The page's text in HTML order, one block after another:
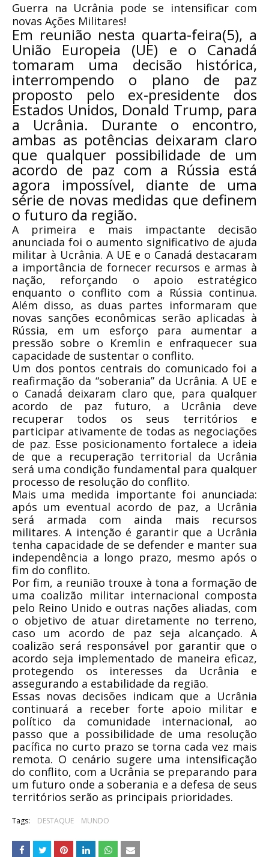
Guerra na Ucrânia pode se intensificar com
novas Ações Militares!
Em reunião nesta quarta-feira(5), a
União Europeia (UE) e o Canadá
tomaram uma decisão histórica,
interrompendo o plano de paz
proposto pelo ex-presidente dos
Estados Unidos, Donald Trump, para
a Ucrânia. Durante o encontro,
ambas as potências deixaram claro
que qualquer possibilidade de um
acordo de paz com a Rússia está
agora impossível, diante de uma
série de novas medidas que definem
o futuro da região.
A primeira e mais impactante decisão
anunciada foi o aumento significativo de ajuda
militar à Ucrânia. A UE e o Canadá destacaram
a importância de fornecer recursos e armas à
nação, reforçando o apoio estratégico
enquanto o conflito com a Rússia continua.
Além disso, as duas partes informaram que
novas sanções econômicas serão aplicadas à
Rússia, em um esforço para aumentar a
pressão sobre o Kremlin e enfraquecer sua
capacidade de sustentar o conflito.
Um dos pontos centrais do comunicado foi a
reafirmação da “soberania” da Ucrânia. A UE e
o Canadá deixaram claro que, para qualquer
acordo de paz futuro, a Ucrânia deve
recuperar todos os seus territórios e
participar ativamente de todas as negociações
de paz. Esse posicionamento fortalece a ideia
de que a recuperação territorial da Ucrânia
será uma condição fundamental para qualquer
processo de resolução do conflito.
Mais uma medida importante foi anunciada:
após um eventual acordo de paz, a Ucrânia
será armada com ainda mais recursos
militares. A intenção é garantir que a Ucrânia
tenha capacidade de se defender e manter sua
independência a longo prazo, mesmo após o
fim do conflito.
Por fim, a reunião trouxe à tona a formação de
uma coalizão militar internacional composta
pelo Reino Unido e outras nações aliadas, com
o objetivo de atuar diretamente no terreno,
caso um acordo de paz seja alcançado. A
coalizão será responsável por garantir que o
acordo seja implementado de maneira eficaz,
protegendo os interesses da Ucrânia e
assegurando a estabilidade da região.
Essas novas decisões indicam que a Ucrânia
continuará a receber forte apoio militar e
político da comunidade internacional, ao
passo que a possibilidade de uma resolução
pacífica no curto prazo se torna cada vez mais
remota. O cenário sugere uma intensificação
do conflito, com a Ucrânia se preparando para
um futuro onde a soberania e a defesa de seus
territórios serão as principais prioridades.
Tags: DESTAQUE MUNDO